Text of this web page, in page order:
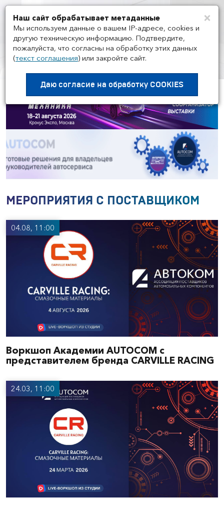
ПОСТАВЩИКИ/ CARVILLE RACING
МЕРОПРИЯТИЯ С ПОСТАВЩИКОМ
04.08, 11:00
Воркшоп Академии AUTOCOM с
представителем бренда CARVILLE RACING
24.03, 11:00
×
Наш сайт обрабатывает метаданные
Мы используем данные о вашем IP-адресе, cookies и
другую техническую информацию. Подтвердите,
пожалуйста, что согласны на обработку этих данных
(текст соглашения) или закройте сайт.
Даю согласие на обработку COOKIES